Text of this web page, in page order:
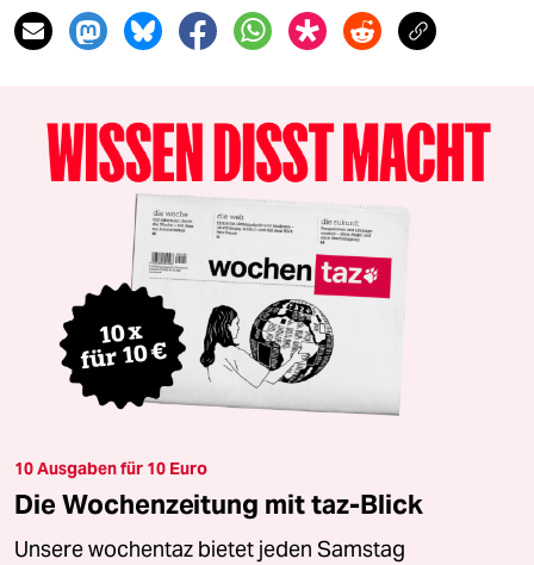
10 Ausgaben für 10 Euro
Die Wochenzeitung mit taz-Blick
Unsere wochentaz bietet jeden Samstag